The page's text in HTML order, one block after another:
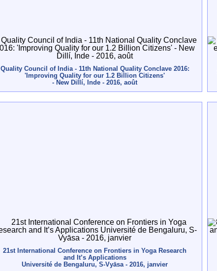
Quality Council of India - 11th National Quality Conclave 2016:
'Improving Quality for our 1.2 Billion Citizens'
- New Dillí, Inde - 2016, août
21st International Conference on Frontiers in Yoga Research
and It’s Applications
Université de Bengaluru, S-Vyāsa - 2016, janvier